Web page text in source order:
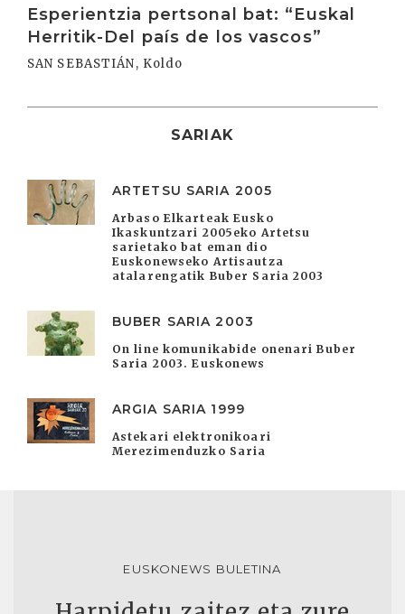
Esperientzia pertsonal bat: “Euskal
Herritik-Del país de los vascos”
SAN SEBASTIÁN, Koldo
SARIAK
ARTETSU SARIA 2005
Arbaso Elkarteak Eusko
Ikaskuntzari 2005eko Artetsu
sarietako bat eman dio
Euskonewseko Artisautza
atalarengatik Buber Saria 2003
BUBER SARIA 2003
On line komunikabide onenari Buber
Saria 2003. Euskonews
ARGIA SARIA 1999
Astekari elektronikoari
Merezimenduzko Saria
EUSKONEWS BULETINA